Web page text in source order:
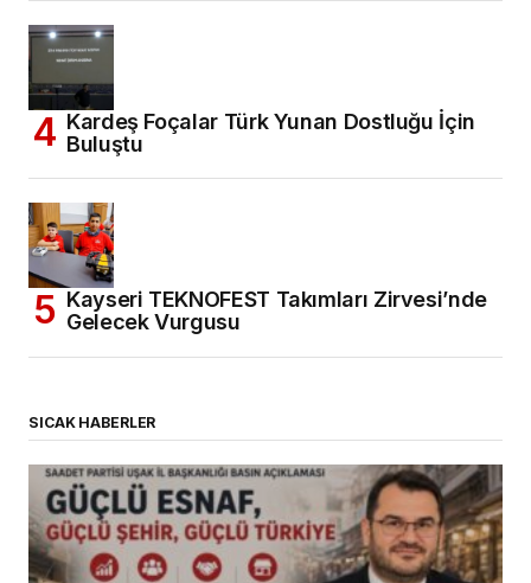
Kardeş Foçalar Türk Yunan Dostluğu İçin
Buluştu
Kayseri TEKNOFEST Takımları Zirvesi’nde
Gelecek Vurgusu
SICAK HABERLER